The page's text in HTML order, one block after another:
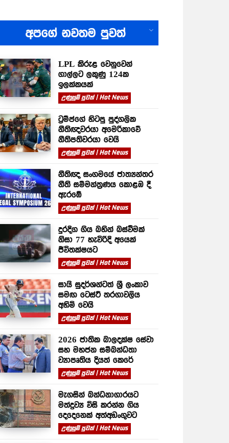
අපගේ නවතම පුවත්
LPL කිරුළ වෙනුවෙන්
ගාල්ලට ලකුණු 124ක
ඉලක්කයක්
උණුසුම් පුවත් | Hot News
ට්‍රම්ප්ගේ හිටපු පුද්ගලික
නීතිඥවරයා අමෙරිකාවේ
නීතිපතිවරයා වෙයි
උණුසුම් පුවත් | Hot News
නීතිඥ සංගමයේ ජාත්‍යන්තර
නීති සම්මන්ත්‍රණය කොළඹ දී
ඇරඹේ
උණුසුම් පුවත් | Hot News
දුරදිග ගිය බහින් බස්වීමක්
නිසා 77 හැවිරිදි අයෙක්
ජීවිතක්ෂයට
උණුසුම් පුවත් | Hot News
සායි සුදර්ශන්ටත් ශ්‍රී ලංකාව
සමඟ ටෙස්ට් තරගාවලිය
අහිමි වෙයි
උණුසුම් පුවත් | Hot News
2026 ජාතික බාලදක්ෂ සේවා
සහ මහජන සම්බන්ධතා
ව්‍යාපෘතිය දියත් කෙරේ
උණුසුම් පුවත් | Hot News
මැගසින් බන්ධනාගාරයට
මත්ද්‍රව්‍ය විසි කරන්න ගිය
දෙදෙනෙක් අත්අඩංගුවට
උණුසුම් පුවත් | Hot News